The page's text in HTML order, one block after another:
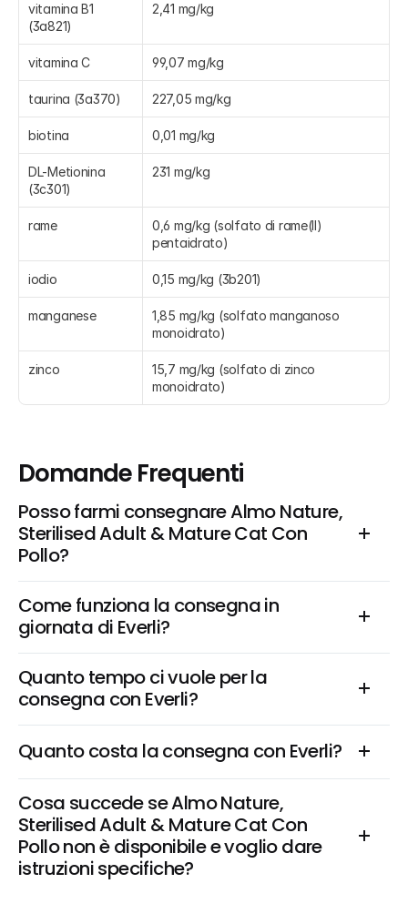
vitamina B1
(3a821)
2,41 mg/kg
vitamina C 99,07 mg/kg
taurina (3a370) 227,05 mg/kg
biotina 0,01 mg/kg
DL-Metionina
(3c301)
231 mg/kg
rame
0,6 mg/kg (solfato di rame(II)
pentaidrato)
iodio 0,15 mg/kg (3b201)
manganese
1,85 mg/kg (solfato manganoso
monoidrato)
zinco
15,7 mg/kg (solfato di zinco
monoidrato)
Domande Frequenti
Posso farmi consegnare Almo Nature,
Sterilised Adult & Mature Cat Con
Pollo?
Come funziona la consegna in
giornata di Everli?
Quanto tempo ci vuole per la
consegna con Everli?
Quanto costa la consegna con Everli?
Cosa succede se Almo Nature,
Sterilised Adult & Mature Cat Con
Pollo non è disponibile e voglio dare
istruzioni specifiche?